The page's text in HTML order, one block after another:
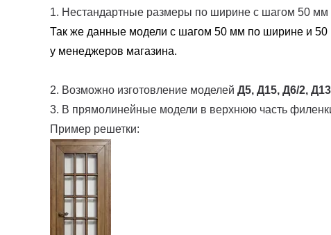
1. Нестандартные размеры по ширине с шагом 50 мм
Так же данные модели с шагом 50 мм по ширине и 50
у менеджеров магазина.
2. Возможно изготовление моделей Д5, Д15, Д6/2, Д13
3. В прямолинейные модели в верхнюю часть
Пример решетки: